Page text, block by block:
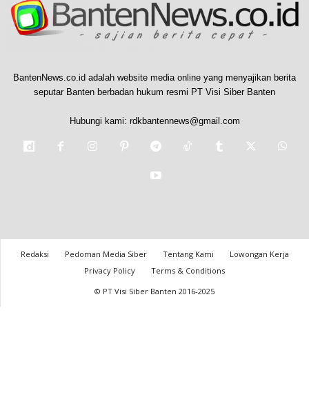
BantenNews.co.id adalah website media online yang menyajikan berita
seputar Banten berbadan hukum resmi PT Visi Siber Banten
Hubungi kami: rdkbantennews@gmail.com
Redaksi Pedoman Media Siber Tentang Kami
Lowongan Kerja
Privacy Policy
Terms & Conditions
© PT Visi Siber Banten 2016-2025